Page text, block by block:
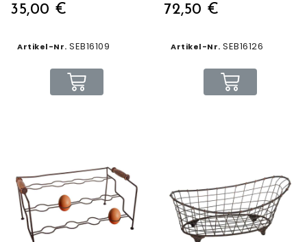
35,00 €
Artikel-Nr. SEB16109
72,50 €
Artikel-Nr. SEB16126